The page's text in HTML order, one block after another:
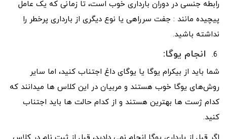
رابطه جنسی در دوران بارداری خوب است، تا زمانی که یک عامل
پیچیده مانند : جفت سرراهی یا نوع دیگری از بارداری پرخطر را
نداشته باشید.
انجام یوگا:
شما باید از بیکرام یوگا یا یوگای داغ اجتناب کنید، اما سایر
روش‌های یوگا خوب هستند و مربیان در این کلاس ها میدانند که
کدام ژست ها بهترین هستند و از کدام حالت ها باید اجتناب
کنید.